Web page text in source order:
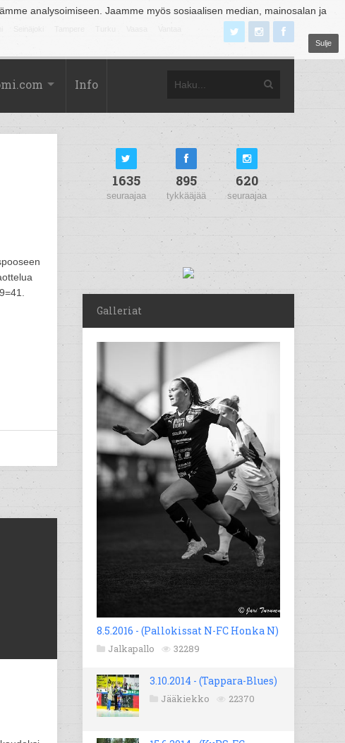
analysoimiseen. Jaamme myös sosiaalisen median, mainosalan ja
Sulje
Info
1635
seuraajaa
895
tykkääjää
620
seuraajaa
Galleriat
8.5.2016 - (Pallokissat N-FC Honka N)
Jalkapallo 32289
3.10.2014 - (Tappara-Blues)
Jääkiekko 22370